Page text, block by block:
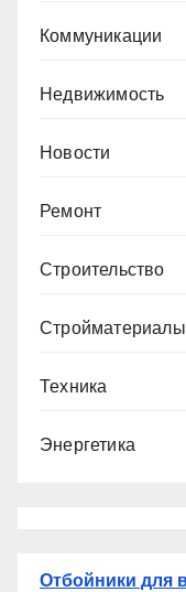
Коммуникации
Недвижимость
Новости
Ремонт
Строительство
Стройматериалы
Техника
Энергетика
Отбойники для